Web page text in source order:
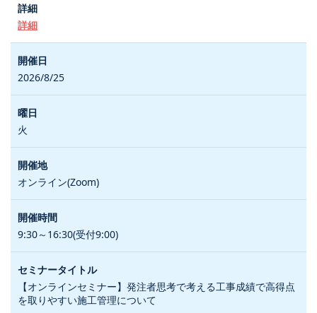
詳細
2026/8/25
火
オンライン(Zoom)
9:30～16:30(受付9:00)
【オンラインセミナー】発注者思考で考える工事成績で高得点
を取りやすい施工管理について